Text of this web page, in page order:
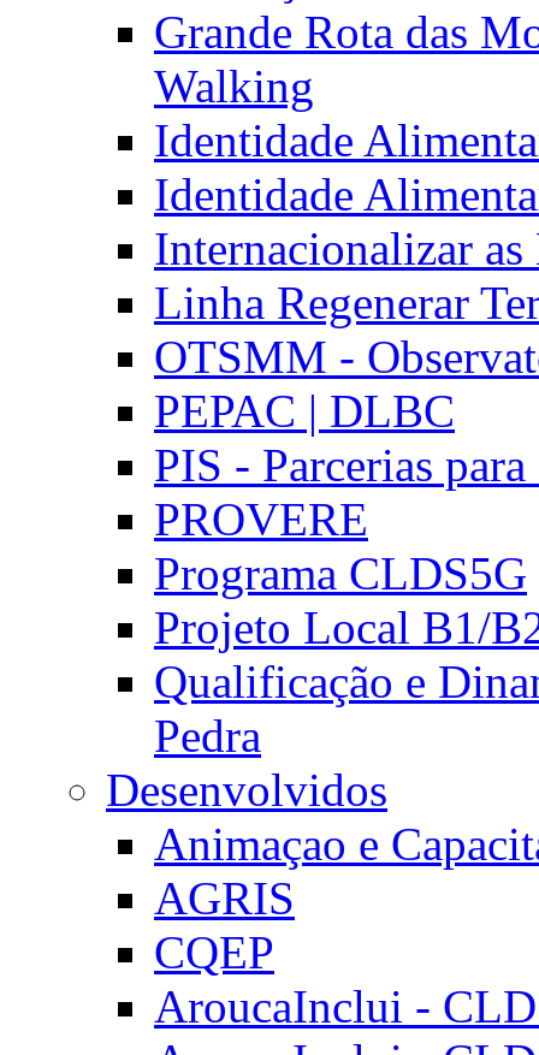
Grande Rota das
Walking
Identidade
Identidade
Internacionalizar
Linha Regenerar
OTSMM -
PEPAC | DLBC
PIS - Parcerias
PROVERE
Programa CLDS5G
Projeto Local B1/
Qualificação e
Pedra
Desenvolvidos
Animaçao e
AGRIS
CQEP
AroucaInclui -